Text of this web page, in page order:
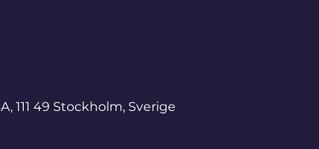
111 49 Stockholm, Sverige